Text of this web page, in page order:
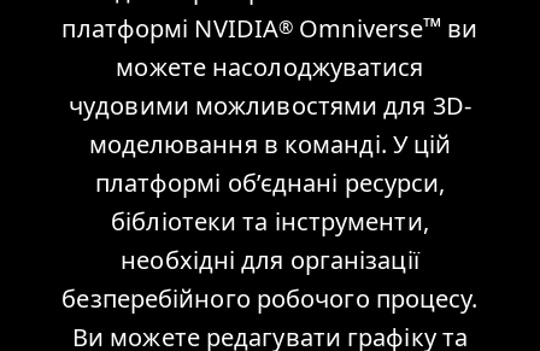
платформі NVIDIA® Omniverse™ ви
можете насолоджуватися
чудовими можливостями для 3D-
моделювання в команді. У цій
платформі об’єднані ресурси,
бібліотеки та інструменти,
необхідні для організації
безперебійного робочого процесу.
Ви можете редагувати графіку та